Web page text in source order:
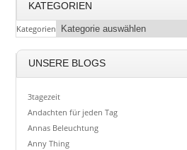
KATEGORIEN
Kategorien
UNSERE BLOGS
3tagezeit
Andachten für jeden Tag
Annas Beleuchtung
Anny Thing